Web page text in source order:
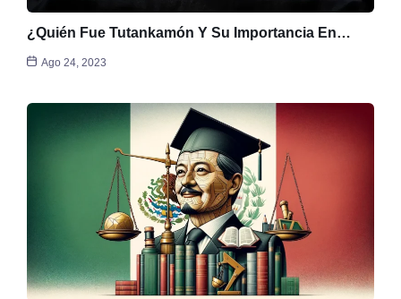
¿Quién Fue Tutankamón Y Su Importancia En…
Ago 24, 2023